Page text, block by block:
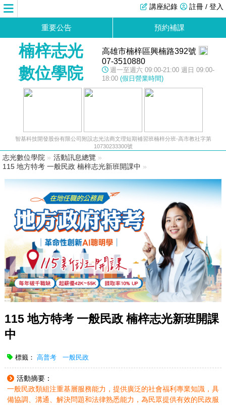
註冊 / 登入
講座紀錄
重要公告 預約補課
楠梓志光
數位學院
高雄市楠梓區興楠路392號
07-3510880
週一至週六 09:00-21:00 週日 09:00-
18:00 (假日營業時間)
智基科技開發股份有限公司附設志光法商文理短期補習班楠梓分班-高市教社字第
10730233300號
志光數位學院 » 活動訊息總覽 »
115 地方特考 一般民政 楠梓志光新班開課中 »
115 地方特考 一般民政 楠梓志光新班開課
中
標籤： 高普考 一般民政
活動摘要：
一般民政類組注重基層服務能力，提供廣泛的社會福利專業知識，具
備協調、溝通、解決問題和法律熟悉能力，為民眾提供有效的民政服